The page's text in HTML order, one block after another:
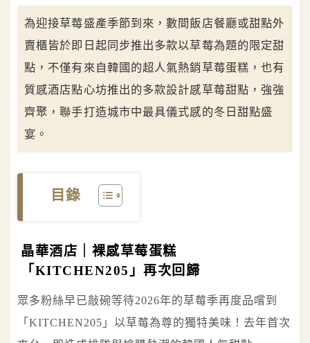
為迎接草莓盛產季節到來，數間飯店餐廳或甜點外
賣櫃皆於即日起同步推出多款以草莓為題的限定甜
點，不僅有來自韓國的超人氣熱銷草莓蛋糕，也有
質感酒店點心坊推出的多款設計感草莓甜點，強強
齊聚，聯手打造城市中最具儀式感的冬日甜點盛
宴。
目錄
晶華酒店｜裸感草莓蛋糕
「KITCHEN205」再次回歸
眾多粉絲早已敲碗等待2026年的草莓季再度品嚐到
「KITCHEN205」以草莓為尊的獨特美味！去年首次